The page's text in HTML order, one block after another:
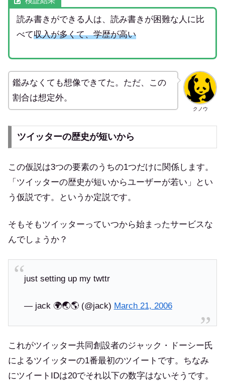
読み書きができる人は、読み書きが困難な人に比
べて収入が多くて、学歴が高い
クノウ
鑑みなくても想像できてた。ただ、この
割合は想定外。
ツイッターの歴史が短いから
この仮説は3つの要素のうちの1つだけに関係します。
「ツイッターの歴史が短いからユーザーが若い」とい
う仮説です。というか定説です。
そもそもツイッターっていつから始まったサービスな
んでしょうか？
just setting up my twttr
— jack 🌍🌏🌎 (@jack) March 21, 2006
これがツイッター共同創設者のジャック・ドーシー氏
によるツイッターの1番最初のツイートです。ちなみ
にツイートIDは20でそれ以下の数字はないそうです。